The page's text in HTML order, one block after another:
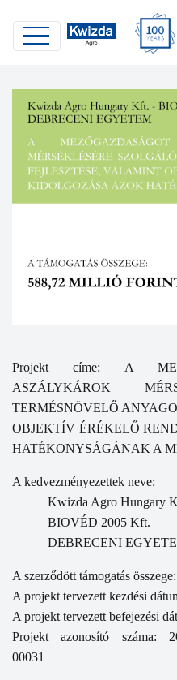
Projekt címe: A
ASZÁLYKÁROK
TERMÉSNÖVELŐ
OBJEKTÍV ÉRÉKELŐ
HATÉKONYSÁGÁNAK A
A kedvezményezettek neve:
Kwizda Agro Hungary
BIOVÉD 2005 Kft.
DEBRECENI
A szerződött támogatás
A projekt tervezett kezdési
A projekt tervezett befejezési
Projekt azonosító száma:
00031